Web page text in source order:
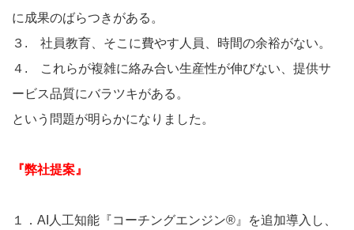
に成果のばらつきがある。
３. 社員教育、そこに費やす人員、時間の余裕がない。
４. これらが複雑に絡み合い生産性が伸びない、提供サ
ービス品質にバラツキがある。
という問題が明らかになりました。
『弊社提案』
１．AI人工知能『コーチングエンジン®』を追加導入し、